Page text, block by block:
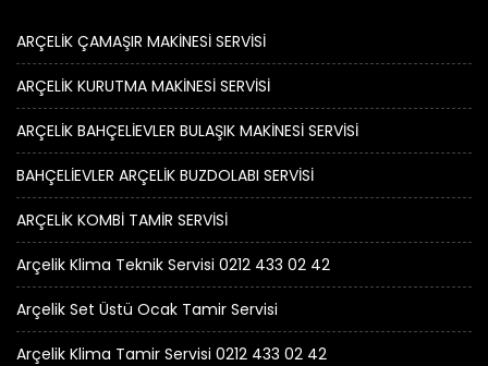
ARÇELİK ÇAMAŞIR MAKİNESİ SERVİSİ
ARÇELİK KURUTMA MAKİNESİ SERVİSİ
ARÇELİK BAHÇELİEVLER BULAŞIK MAKİNESİ SERVİSİ
BAHÇELİEVLER ARÇELİK BUZDOLABI SERVİSİ
ARÇELİK KOMBİ TAMİR SERVİSİ
Arçelik Klima Teknik Servisi 0212 433 02 42
Arçelik Set Üstü Ocak Tamir Servisi
Arçelik Klima Tamir Servisi 0212 433 02 42